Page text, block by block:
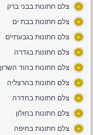
+ צלם חתונות בבני ברק
+ צלם חתונות בבת ים
+ צלם חתונות בגבעתיים
+ צלם חתונות בגדרה
+ צלם חתונות בהוד השרון
+ צלם חתונות בהרצליה
+ צלם חתונות בחדרה
+ צלם חתונות בחולון
+ צלם חתונות בחיפה